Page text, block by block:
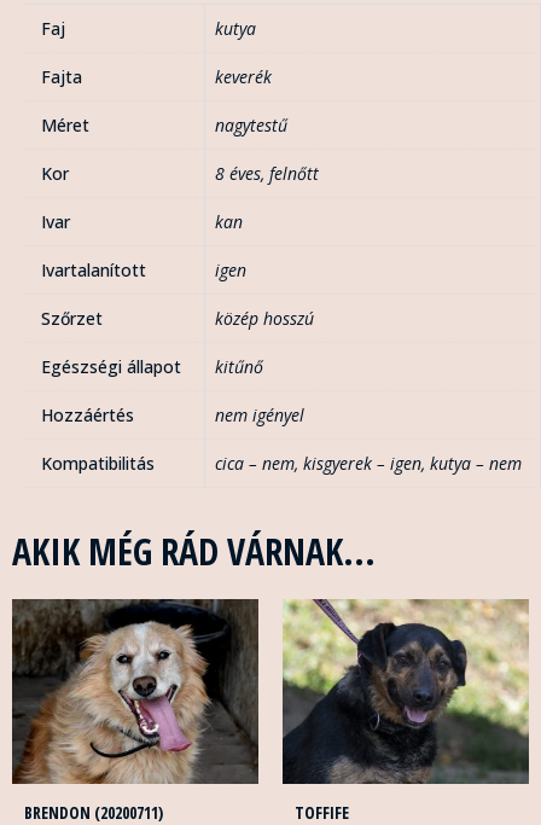
Faj kutya
Fajta keverék
Méret nagytestű
Kor 8 éves, felnőtt
Ivar kan
Ivartalanított igen
Szőrzet közép hosszú
Egészségi állapot kitűnő
Hozzáértés nem igényel
Kompatibilitás cica – nem, kisgyerek – igen, kutya – nem
AKIK MÉG RÁD VÁRNAK...
BRENDON (20200711) TOFFIFE